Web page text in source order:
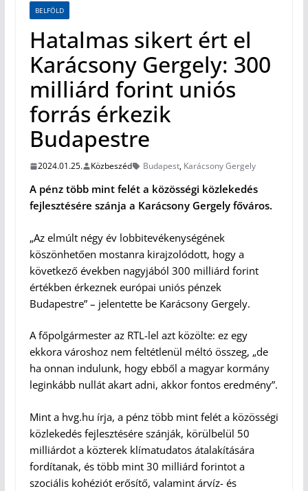
BELFÖLD
Hatalmas sikert ért el
Karácsony Gergely: 300
milliárd forint uniós
forrás érkezik
Budapestre
2024.01.25. Közbeszéd Budapest, Karácsony Gergely
A pénz több mint felét a közösségi közlekedés
fejlesztésére szánja a Karácsony Gergely főváros.
„Az elmúlt négy év lobbitevékenységének
köszönhetően mostanra kirajzolódott, hogy a
következő években nagyjából 300 milliárd forint
értékben érkeznek európai uniós pénzek
Budapestre” – jelentette be Karácsony Gergely.
A főpolgármester az RTL-lel azt közölte: ez egy
ekkora városhoz nem feltétlenül méltó összeg, „de
ha onnan indulunk, hogy ebből a magyar kormány
leginkább nullát akart adni, akkor fontos eredmény”.
Mint a hvg.hu írja, a pénz több mint felét a közösségi
közlekedés fejlesztésére szánják, körülbelül 50
milliárdot a közterek klímatudatos átalakítására
fordítanak, és több mint 30 milliárd forintot a
szociális kohéziót erősítő, valamint árvíz- és